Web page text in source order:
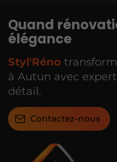
Quand
élégance
Styl'Réno
à Autun avec
détail.
Contactez-nous